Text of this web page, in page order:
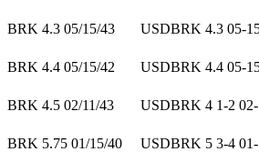
BRK 4.3 05/15/43
USDBRK 4.3 05-
BRK 4.4 05/15/42
USDBRK 4.4 05-
BRK 4.5 02/11/43
USDBRK 4 1-2
BRK 5.75 01/15/40
USDBRK 5 3-4